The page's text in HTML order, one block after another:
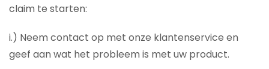
claim te starten:
i.) Neem contact op met onze klantenservice en
geef aan wat het probleem is met uw product.